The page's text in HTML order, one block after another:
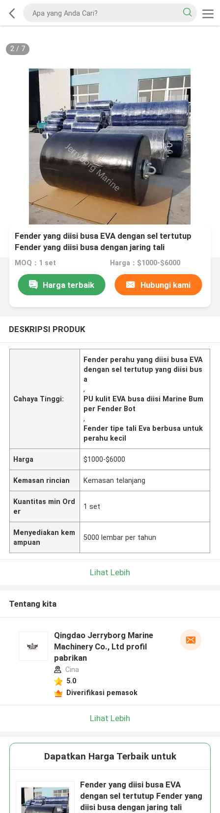
2/ 7
Fender yang diisi busa EVA dengan sel tertutup
Fender yang diisi busa dengan jaring tali
MOQ：1 set Harga：$1000-$6000
Harga terbaik Hubungi kami
DESKRIPSI PRODUK
Cahaya Tinggi:
Fender perahu yang diisi busa EVA
dengan sel tertutup yang diisi bus
a
,
PU kulit EVA busa diisi Marine Bum
per Fender Bot
,
Fender tipe tali Eva berbusa untuk
perahu kecil
Harga $1000-$6000
Kemasan rincian Kemasan telanjang
Kuantitas min Ord
er
1 set
Menyediakan kem
ampuan
5000 lembar per tahun
Lihat Lebih
Tentang kita
Qingdao Jerryborg Marine
Machinery Co., Ltd profil
pabrikan
Cina
5.0
Diverifikasi pemasok
Lihat Lebih
Dapatkan Harga Terbaik untuk
Fender yang diisi busa EVA
dengan sel tertutup Fender yang
diisi busa dengan jaring tali